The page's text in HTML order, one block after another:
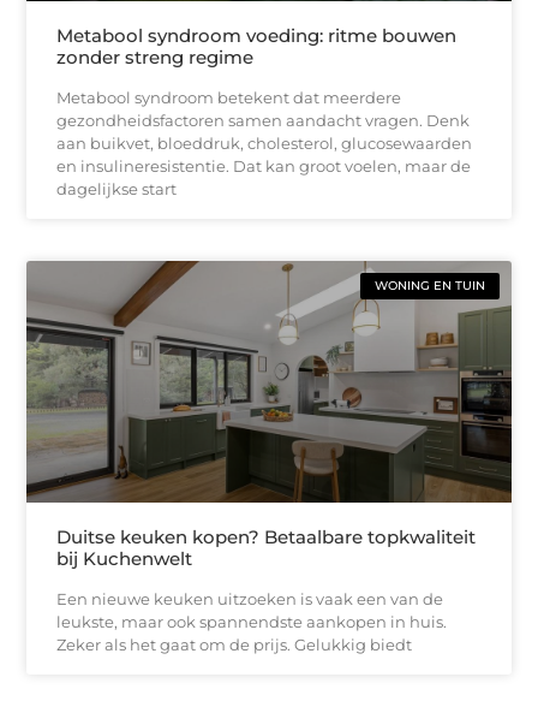
Metabool syndroom voeding: ritme bouwen
zonder streng regime
Metabool syndroom betekent dat meerdere
gezondheidsfactoren samen aandacht vragen. Denk
aan buikvet, bloeddruk, cholesterol, glucosewaarden
en insulineresistentie. Dat kan groot voelen, maar de
dagelijkse start
WONING EN TUIN
Duitse keuken kopen? Betaalbare topkwaliteit
bij Kuchenwelt
Een nieuwe keuken uitzoeken is vaak een van de
leukste, maar ook spannendste aankopen in huis.
Zeker als het gaat om de prijs. Gelukkig biedt